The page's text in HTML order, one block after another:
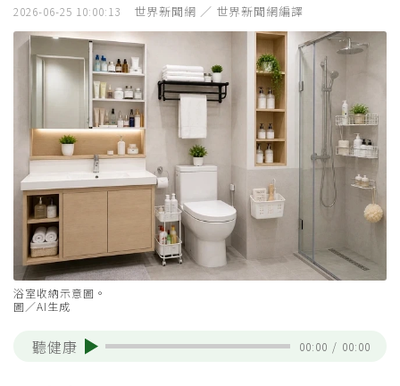
2026-06-25 10:00:13 世界新聞網 ／ 世界新聞網編譯
浴室收納示意圖。
圖／AI生成
聽健康 00:00 / 00:00